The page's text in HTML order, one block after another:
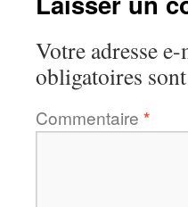
Votre adresse
obligatoires
Commentaire *